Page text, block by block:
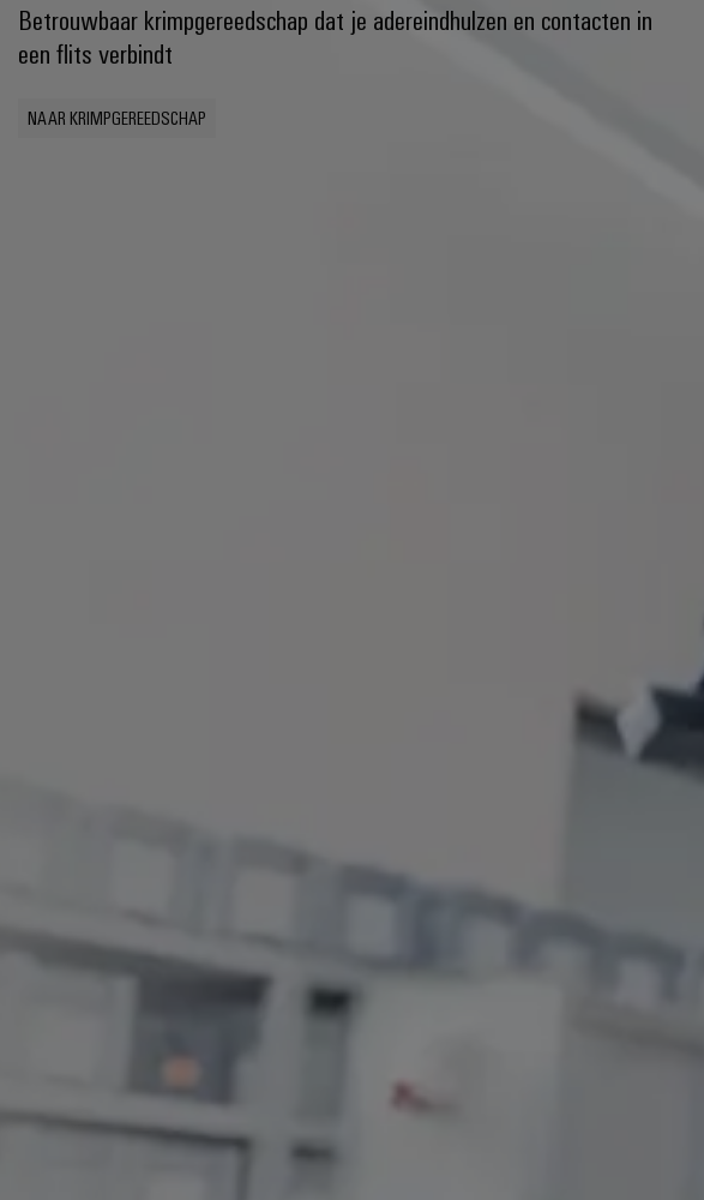
Betrouwbaar krimpgereedschap dat je adereindhulzen en contacten in
een flits verbindt
NAAR KRIMPGEREEDSCHAP